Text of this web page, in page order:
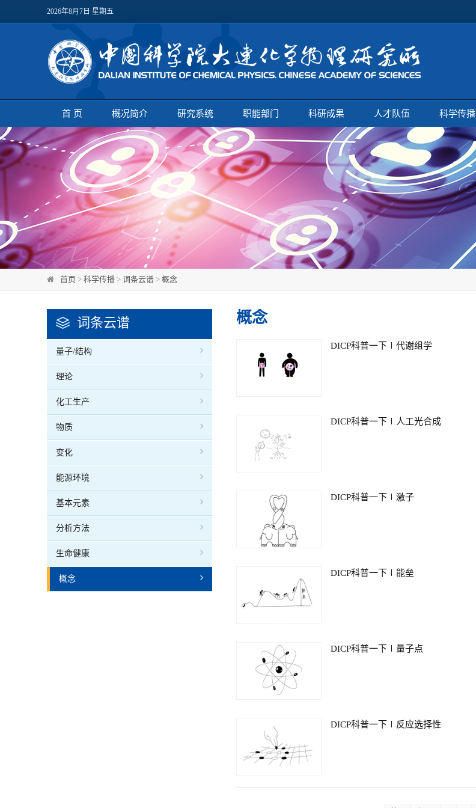
2026年8月7日 星期五
首 页 概况简介 研究系统 职能部门 科研成果 人才队伍 科学传播
首页 > 科学传播 > 词条云谱 > 概念
词条云谱
量子/结构
理论
化工生产
物质
变化
能源环境
基本元素
分析方法
生命健康
概念
概念
DICP科普一下∣代谢组学
DICP科普一下∣人工光合成
DICP科普一下∣激子
DICP科普一下∣能垒
DICP科普一下∣量子点
DICP科普一下∣反应选择性